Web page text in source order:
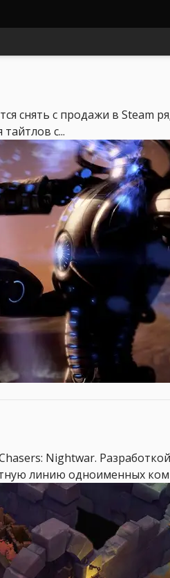
снять с продажи в Steam
с...
Nightwar.
линию одноименных